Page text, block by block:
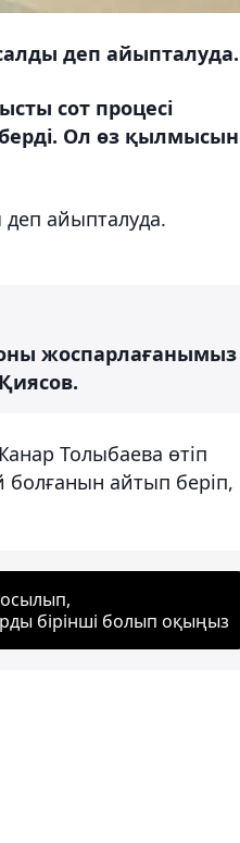
деп айыпталуда.
сот процесі
Ол өз қылмысын
айыпталуда.
жоспарлағанымыз
Толыбаева өтіп
болғанын айтып беріп,
бірінші болып оқыңыз